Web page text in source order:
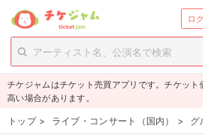
ロ
person_add 新規会員登録
チケットを探す
新着チケット
チケジャムはチケット売買アプリです。チケット
高い場合があります。
トップ > ライブ・コンサート（国内） > グ